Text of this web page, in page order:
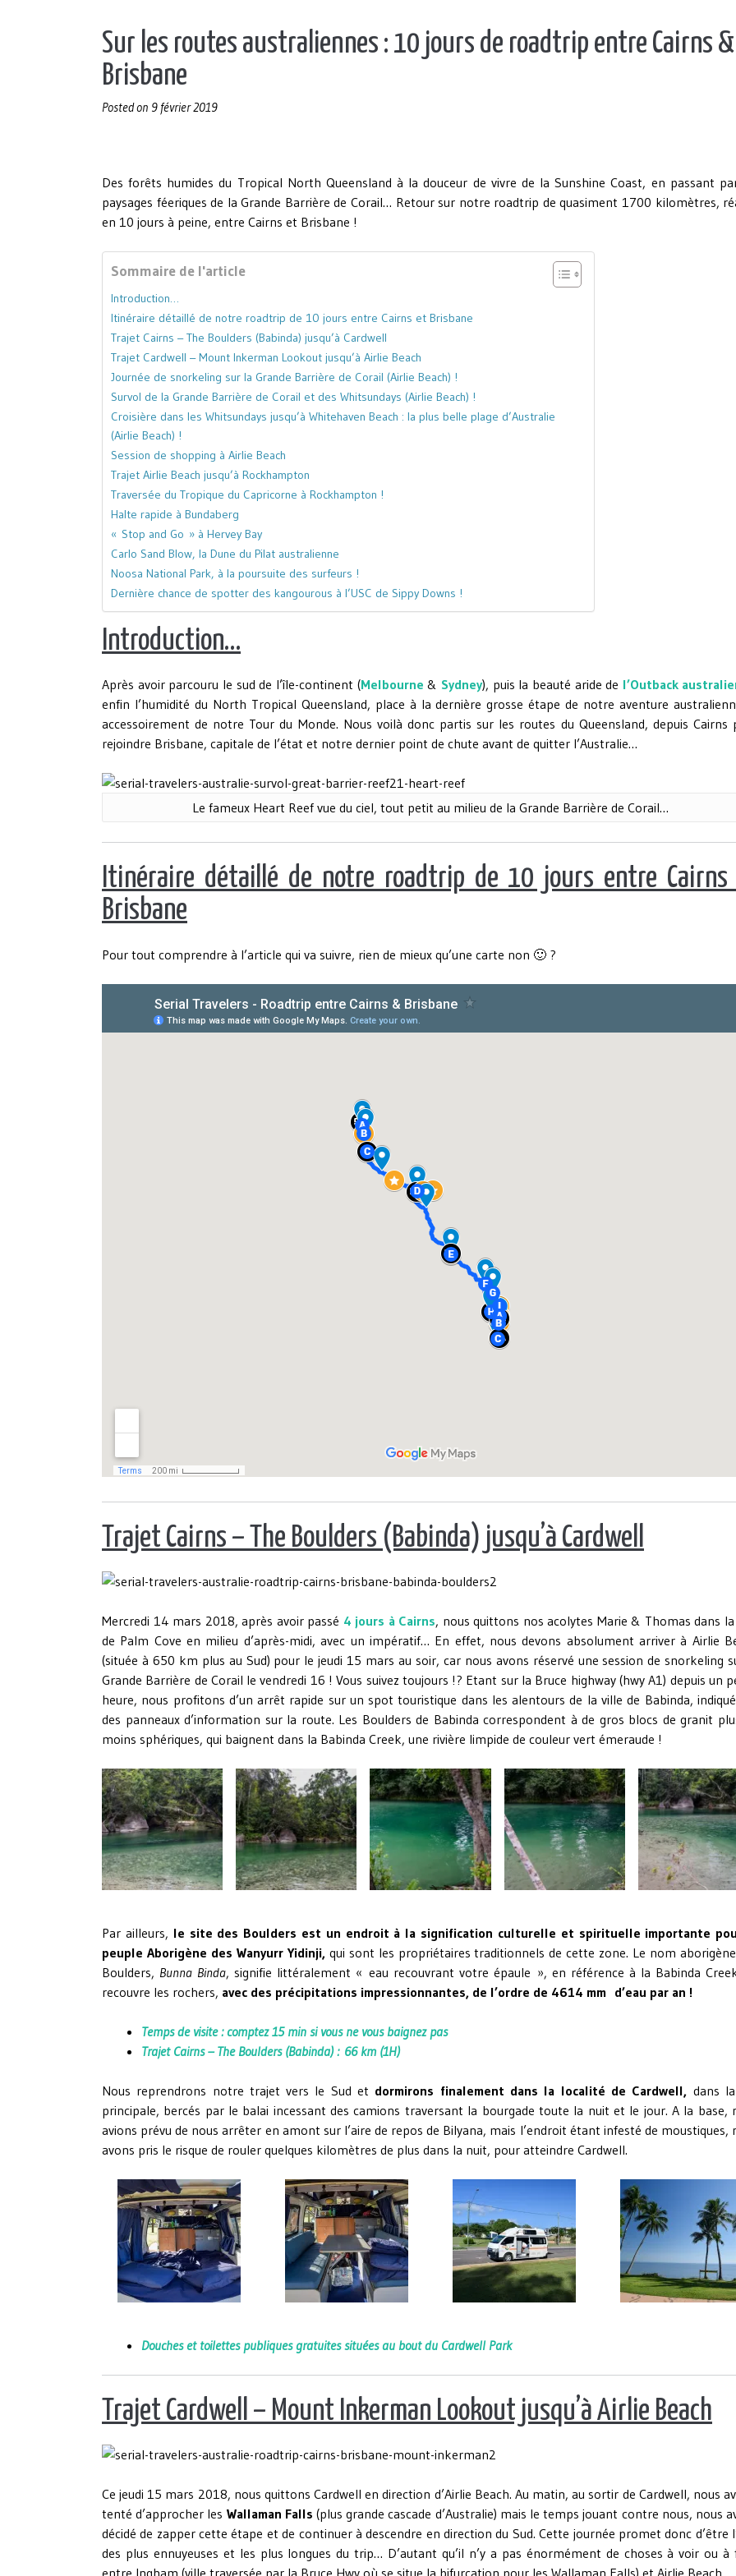
Sur les routes australiennes : 10 jours de roadtrip entre Cairns &
Brisbane
Posted on 9 février 2019
Des forêts humides du Tropical North Queensland à la douceur de vivre de la Sunshine Coast, en passant
paysages féeriques de la Grande Barrière de Corail… Retour sur notre roadtrip de quasiment 1700 kilomètres,
en 10 jours à peine, entre Cairns et Brisbane !
Sommaire de l'article
Introduction…
Itinéraire détaillé de notre roadtrip de 10 jours entre Cairns et Brisbane
Trajet Cairns – The Boulders (Babinda) jusqu’à Cardwell
Trajet Cardwell – Mount Inkerman Lookout jusqu’à Airlie Beach
Journée de snorkeling sur la Grande Barrière de Corail (Airlie Beach) !
Survol de la Grande Barrière de Corail et des Whitsundays (Airlie Beach) !
Croisière dans les Whitsundays jusqu’à Whitehaven Beach : la plus belle plage d’Australie
(Airlie Beach) !
Session de shopping à Airlie Beach
Trajet Airlie Beach jusqu’à Rockhampton
Traversée du Tropique du Capricorne à Rockhampton !
Halte rapide à Bundaberg
« Stop and Go » à Hervey Bay
Carlo Sand Blow, la Dune du Pilat australienne
Noosa National Park, à la poursuite des surfeurs !
Dernière chance de spotter des kangourous à l’USC de Sippy Downs !
Introduction…
Après avoir parcouru le sud de l’île-continent (Melbourne & Sydney), puis la beauté aride de l’Outback
enfin l’humidité du North Tropical Queensland, place à la dernière grosse étape de notre aventure
accessoirement de notre Tour du Monde. Nous voilà donc partis sur les routes du Queensland, depuis Cairns
rejoindre Brisbane, capitale de l’état et notre dernier point de chute avant de quitter l’Australie…
Le fameux Heart Reef vue du ciel, tout petit au milieu de la Grande Barrière de Corail…
Itinéraire détaillé de notre roadtrip de 10 jours entre
Brisbane
Pour tout comprendre à l’article qui va suivre, rien de mieux qu’une carte non 🙂 ?
Trajet Cairns – The Boulders (Babinda) jusqu’à Cardwell
Mercredi 14 mars 2018, après avoir passé 4 jours à Cairns, nous quittons nos acolytes Marie & Thomas dans
de Palm Cove en milieu d’après-midi, avec un impératif… En effet, nous devons absolument arriver à Airlie
(située à 650 km plus au Sud) pour le jeudi 15 mars au soir, car nous avons réservé une session de snorkeling
Grande Barrière de Corail le vendredi 16 ! Vous suivez toujours !? Etant sur la Bruce highway (hwy A1) depuis un
heure, nous profitons d’un arrêt rapide sur un spot touristique dans les alentours de la ville de Babinda,
des panneaux d’information sur la route. Les Boulders de Babinda correspondent à de gros blocs de granit
moins sphériques, qui baignent dans la Babinda Creek, une rivière limpide de couleur vert émeraude !
Par ailleurs, le site des Boulders est un endroit à la signification culturelle et spirituelle importante
peuple Aborigène des Wanyurr Yidinji, qui sont les propriétaires traditionnels de cette zone. Le nom
Boulders, Bunna Binda, signifie littéralement « eau recouvrant votre épaule », en référence à la Babinda
recouvre les rochers, avec des précipitations impressionnantes, de l’ordre de 4614 mm d’eau par an !
Temps de visite : comptez 15 min si vous ne vous baignez pas
Trajet Cairns – The Boulders (Babinda) : 66 km (1H)
Nous reprendrons notre trajet vers le Sud et dormirons finalement dans la localité de Cardwell, dans
principale, bercés par le balai incessant des camions traversant la bourgade toute la nuit et le jour. A la base,
avions prévu de nous arrêter en amont sur l’aire de repos de Bilyana, mais l’endroit étant infesté de moustiques,
avons pris le risque de rouler quelques kilomètres de plus dans la nuit, pour atteindre Cardwell.
Douches et toilettes publiques gratuites situées au bout du Cardwell Park
Trajet Cardwell – Mount Inkerman Lookout jusqu’à Airlie Beach
Ce jeudi 15 mars 2018, nous quittons Cardwell en direction d’Airlie Beach. Au matin, au sortir de Cardwell, nous
tenté d’approcher les Wallaman Falls (plus grande cascade d’Australie) mais le temps jouant contre nous, nous
décidé de zapper cette étape et de continuer à descendre en direction du Sud. Cette journée promet donc d’être
des plus ennuyeuses et les plus longues du trip… D’autant qu’il n’y a pas énormément de choses à voir ou à
entre Ingham (ville traversée par la Bruce Hwy où se situe la bifurcation pour les Wallaman Falls) et Airlie Beach…